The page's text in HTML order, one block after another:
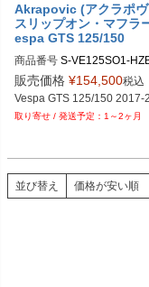
Akrapovic (アクラポヴ
スリップオン・マフラ
espa GTS 125/150
商品番号
販売価格 ¥154,500税込
Vespa GTS 125/150 2017-
1～2ヶ月
並び替え 価格が安い順